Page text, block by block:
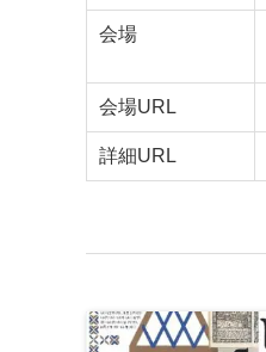
会場
会場URL
詳細URL